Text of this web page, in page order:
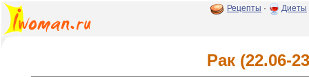
Рецепты · Диеты
Рак (22.06-